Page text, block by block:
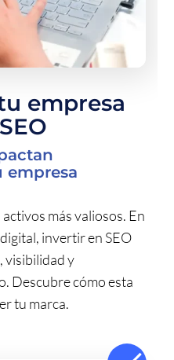
empresa
empresa
más valiosos. En
invertir en SEO
visibilidad y
Descubre cómo esta
tu marca.